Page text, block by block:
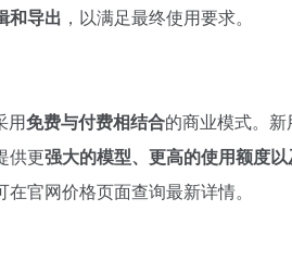
和导出 ，以满足最终使用要求。
用免费与付费相结合的商业模式。
供更强大的模型、更高的使用额度
官网价格页面查询最新详情。